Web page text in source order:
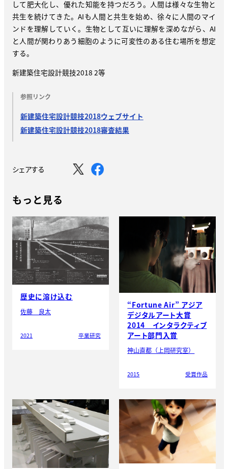
して肥大化し、優れた知能を持つだろう。人間は様々な生物と
共生を続けてきた。AIも人間と共生を始め、徐々に人間のマイ
ンドを理解していく。生物として互いに理解を深めながら、AI
と人間が関わりあう細胞のように可変性のある住む場所を想定
する。
新建築住宅設計競技2018 2等
参照リンク
新建築住宅設計競技2018ウェブサイト
新建築住宅設計競技2018審査結果
シェアする
もっと見る
歴史に溶け込む
佐藤 良太
2021 卒業研究
“Fortune Air” アジア
デジタルアート大賞
2014 インタラクティブ
アート部門入賞
神山直都（上岡研究室）
2015 受賞作品